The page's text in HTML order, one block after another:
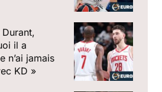
il a
n’ai jamais
KD »